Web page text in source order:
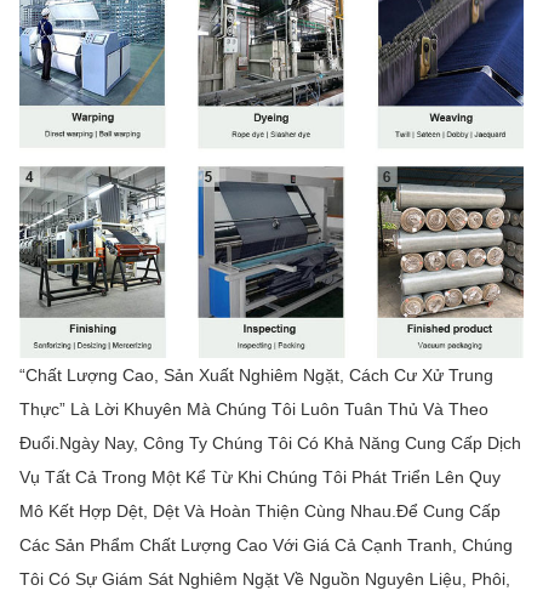
“Chất Lượng Cao, Sản Xuất Nghiêm Ngặt, Cách Cư Xử Trung
Thực” Là Lời Khuyên Mà Chúng Tôi Luôn Tuân Thủ Và Theo
Đuổi.Ngày Nay, Công Ty Chúng Tôi Có Khả Năng Cung Cấp Dịch
Vụ Tất Cả Trong Một Kể Từ Khi Chúng Tôi Phát Triển Lên Quy
Mô Kết Hợp Dệt, Dệt Và Hoàn Thiện Cùng Nhau.Để Cung Cấp
Các Sản Phẩm Chất Lượng Cao Với Giá Cả Cạnh Tranh, Chúng
Tôi Có Sự Giám Sát Nghiêm Ngặt Về Nguồn Nguyên Liệu, Phôi,